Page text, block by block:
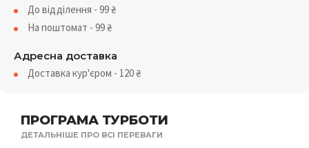
ПРОГРАМА ТУРБОТИ
ДЕТАЛЬНІШЕ ПРО ВСІ ПЕРЕВАГИ
До відділення - 99₴
На поштомат - 99₴
Адресна доставка
Доставка кур'єром - 120₴